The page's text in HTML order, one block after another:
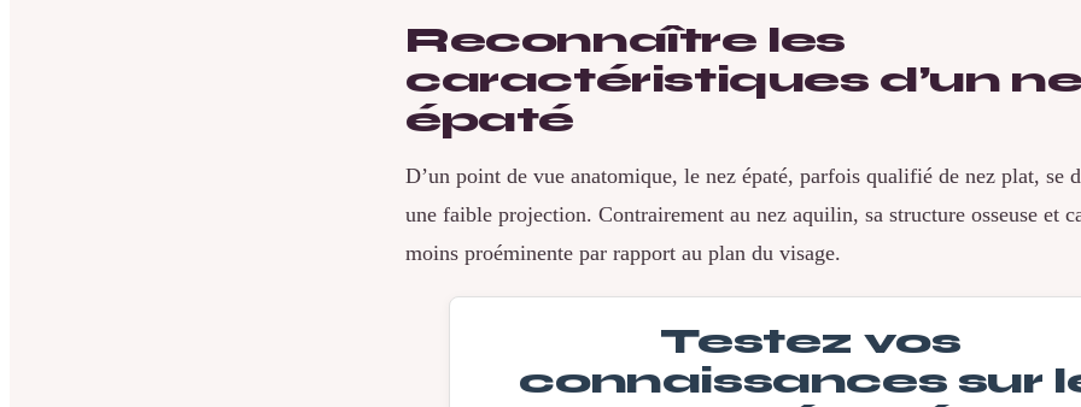
Reconnaître les
caractéristiques d’un
épaté
D’un point de vue anatomique, le nez épaté, parfois qualifié de nez plat, se
une faible projection. Contrairement au nez aquilin, sa structure osseuse et
moins proéminente par rapport au plan du visage.
Testez vos
connaissances sur